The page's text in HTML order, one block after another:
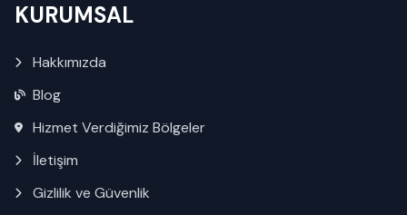
KURUMSAL
Hakkımızda
Blog
Hizmet Verdiğimiz Bölgeler
İletişim
Gizlilik ve Güvenlik